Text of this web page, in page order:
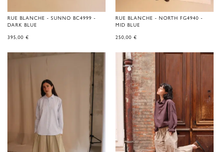
RUE BLANCHE - SUNNO BC4999 -
DARK BLUE
395,00 €
RUE BLANCHE - NORTH FG4940 -
MID BLUE
250,00 €